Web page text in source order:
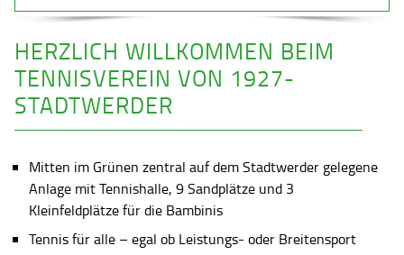
HERZLICH WILLKOMMEN BEIM
TENNISVEREIN VON 1927-
STADTWERDER
Mitten im Grünen zentral auf dem Stadtwerder gelegene
Anlage mit Tennishalle, 9 Sandplätze und 3
Kleinfeldplätze für die Bambinis
Tennis für alle – egal ob Leistungs- oder Breitensport